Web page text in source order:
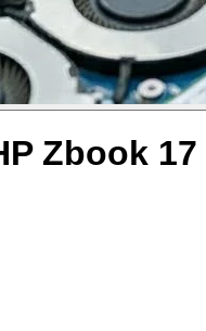
Zbook 17